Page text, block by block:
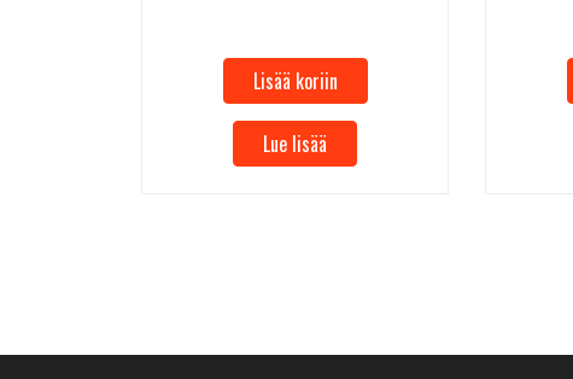
Lisää koriin
Lue lisää